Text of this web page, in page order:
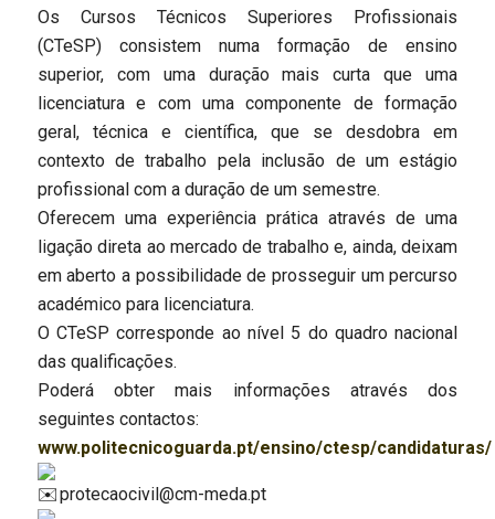
Os Cursos Técnicos Superiores Profissionais
(CTeSP) consistem numa formação de ensino
superior, com uma duração mais curta que uma
licenciatura e com uma componente de formação
geral, técnica e científica, que se desdobra em
contexto de trabalho pela inclusão de um estágio
profissional com a duração de um semestre.
Oferecem uma experiência prática através de uma
ligação direta ao mercado de trabalho e, ainda, deixam
em aberto a possibilidade de prosseguir um percurso
académico para licenciatura.
O CTeSP corresponde ao nível 5 do quadro nacional
das qualificações.
Poderá obter mais informações através dos
seguintes contactos:
www.politecnicoguarda.pt/ensino/ctesp/candidaturas/
protecaocivil@cm-meda.pt